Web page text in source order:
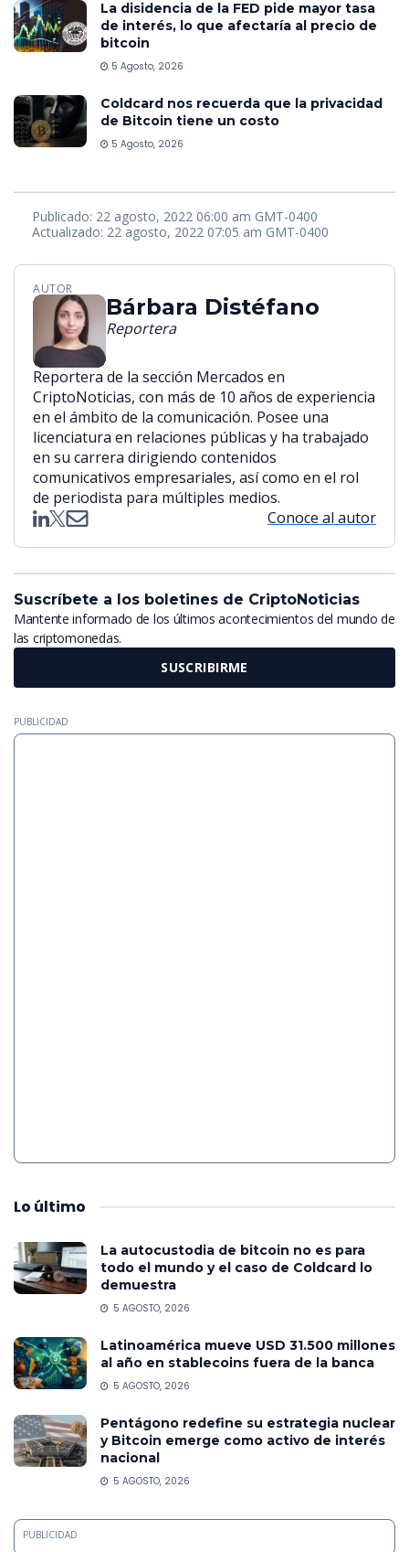
La disidencia de la FED pide mayor tasa
de interés, lo que afectaría al precio de
bitcoin
5 Agosto, 2026
Coldcard nos recuerda que la privacidad
de Bitcoin tiene un costo
5 Agosto, 2026
Publicado: 22 agosto, 2022 06:00 am GMT-0400
Actualizado: 22 agosto, 2022 07:05 am GMT-0400
AUTOR
Bárbara Distéfano
Reportera
Reportera de la sección Mercados en
CriptoNoticias, con más de 10 años de experiencia
en el ámbito de la comunicación. Posee una
licenciatura en relaciones públicas y ha trabajado
en su carrera dirigiendo contenidos
comunicativos empresariales, así como en el rol
de periodista para múltiples medios.
Conoce al autor
Suscríbete a los boletines de CriptoNoticias
Mantente informado de los últimos acontecimientos del mundo de
las criptomonedas.
SUSCRIBIRME
PUBLICIDAD
Lo último
La autocustodia de bitcoin no es para
todo el mundo y el caso de Coldcard lo
demuestra
5 AGOSTO, 2026
Latinoamérica mueve USD 31.500 millones
al año en stablecoins fuera de la banca
5 AGOSTO, 2026
Pentágono redefine su estrategia nuclear
y Bitcoin emerge como activo de interés
nacional
5 AGOSTO, 2026
PUBLICIDAD